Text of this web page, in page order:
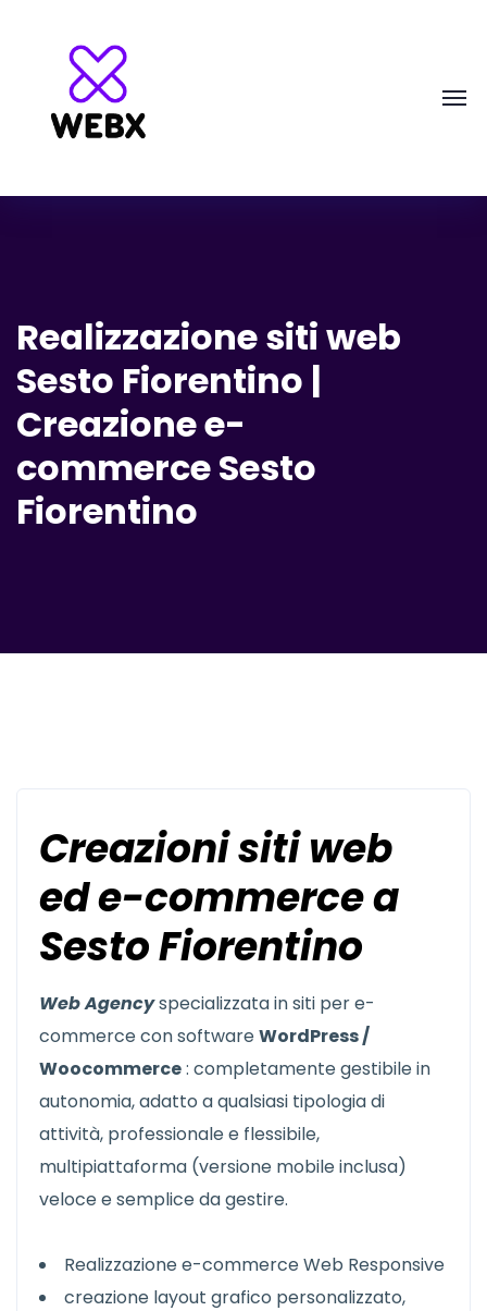
Realizzazione siti web
Sesto Fiorentino |
Creazione e-
commerce Sesto
Fiorentino
Creazioni siti web
ed e-commerce a
Sesto Fiorentino
Web Agencyspecializzata in siti per e-
commerce con softwareWordPress /
Woocommerce: completamente gestibile in
autonomia, adatto a qualsiasi tipologia di
attività, professionale e flessibile,
multipiattaforma (versione mobile inclusa)
veloce e semplice da gestire.
Realizzazione e-commerce Web Responsive
creazione layout grafico personalizzato,